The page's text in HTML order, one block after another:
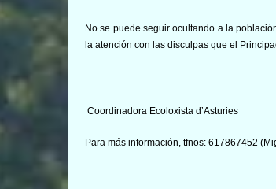
No se puede seguir ocultando a la
la atención con las disculpas que el
Coordinadora Ecoloxista d’Asturies
Para más información, tfnos: 617867452